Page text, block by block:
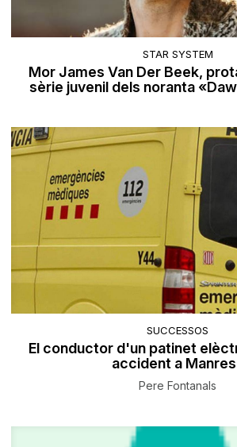
STAR SYSTEM
Mor James Van Der Beek,
sèrie juvenil dels noranta
SUCCESSOS
El conductor d'un patinet
accident a
Pere Fontanals